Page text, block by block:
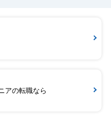
アの転職なら